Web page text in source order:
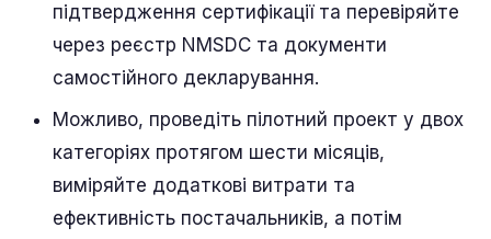
підтвердження сертифікації та перевіряйте
через реєстр NMSDC та документи
самостійного декларування.
Можливо, проведіть пілотний проект у двох
категоріях протягом шести місяців,
виміряйте додаткові витрати та
ефективність постачальників, а потім